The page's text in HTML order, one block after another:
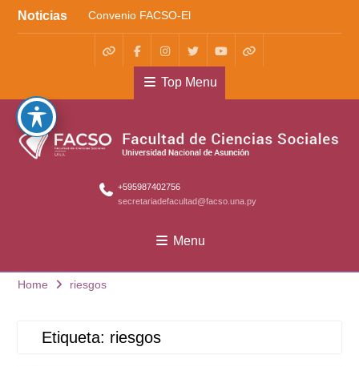
Noticias
Cántaro
Kera yvoty en SciELO
Convenio FACSO – Ateneo
WhatsAppFacebookInstagram
X YoutubeTikTok
Top Menu
+595987402756
secretariadefacultad@facso.una.py
Menu
Home riesgos
Etiqueta: riesgos